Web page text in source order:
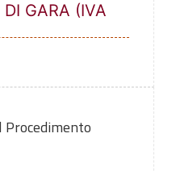
GARA (IVA
Procedimento